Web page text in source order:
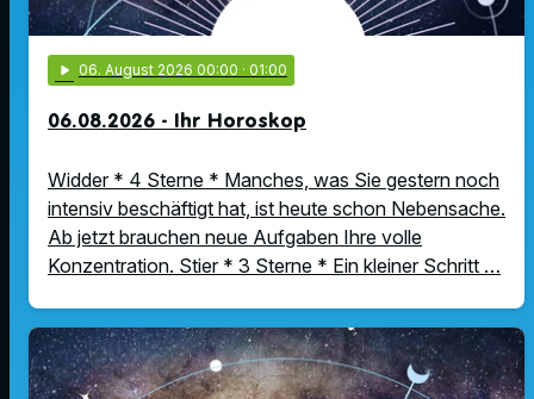
play_arrow 06. August 2026 00:00 · 01:00
06.08.2026 - Ihr Horoskop
Widder * 4 Sterne * Manches, was Sie gestern noch
intensiv beschäftigt hat, ist heute schon Nebensache.
Ab jetzt brauchen neue Aufgaben Ihre volle
Konzentration. Stier * 3 Sterne * Ein kleiner Schritt …